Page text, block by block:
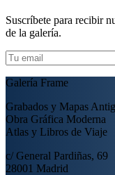
Suscríbete para recibir
de la galería.
Galería Frame
Grabados y Mapas
Obra Gráfica Moderna
Atlas y Libros de Viaje
c/ General Pardiñas, 69
28001 Madrid